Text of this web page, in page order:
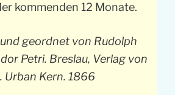
kommenden 12 Monate.
geordnet von Rudolph
Petri. Breslau, Verlag von
Urban Kern. 1866